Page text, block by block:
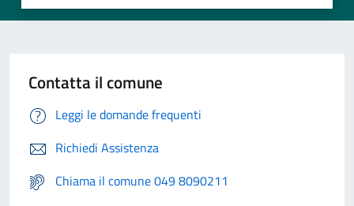
Contatta il comune
Leggi le domande frequenti
Richiedi Assistenza
Chiama il comune 049 8090211